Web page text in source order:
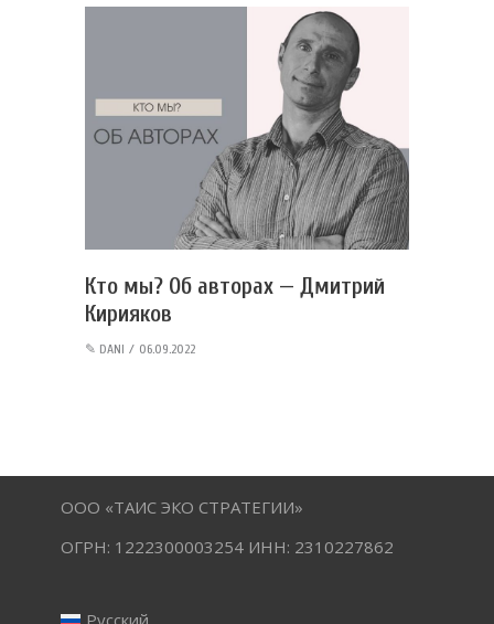
Кто мы? Об авторах — Дмитрий
Кирияков
✎ DANI 06.09.2022
ООО «ТАИС ЭКО СТРАТЕГИИ»
ОГРН: 1222300003254 ИНН: 2310227862